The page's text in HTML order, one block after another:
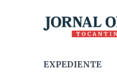
EXPEDIENTE